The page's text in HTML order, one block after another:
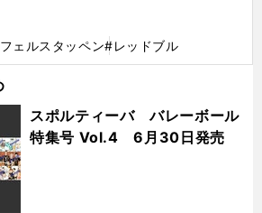
ェルスタッペン#レッドブル
スポルティーバ バレーボール
特集号 Vol.4 6月30日発売